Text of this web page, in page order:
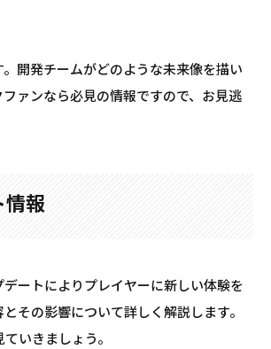
開発チームがどのような未来像を描い
ァンなら必見の情報ですので、お見逃
情報
ートによりプレイヤーに新しい体験を
その影響について詳しく解説します。
いきましょう。